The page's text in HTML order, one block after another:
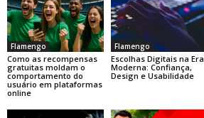
Flamengo
Como as recompensas
gratuitas moldam o
comportamento do
usuário em plataformas
online
Flamengo
Escolhas Digitais na Era
Moderna: Confiança,
Design e Usabilidade